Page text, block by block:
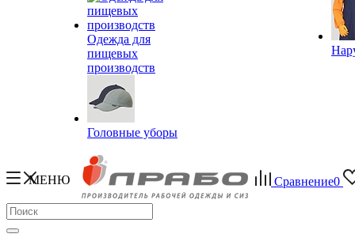
Одежда для
пищевых
производств
Головные уборы
МЕНЮ Сравнение0